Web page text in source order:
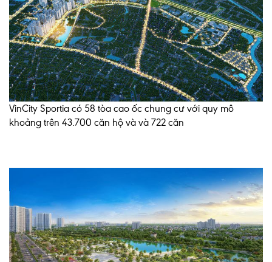
VinCity Sportia có 58 tòa cao ốc chung cư với quy mô
khoảng trên 43.700 căn hộ và và 722 căn